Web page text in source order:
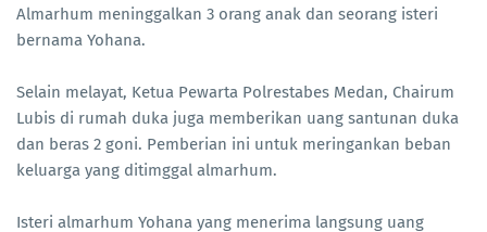
Almarhum meninggalkan 3 orang anak dan seorang isteri
bernama Yohana.
Selain melayat, Ketua Pewarta Polrestabes Medan, Chairum
Lubis di rumah duka juga memberikan uang santunan duka
dan beras 2 goni. Pemberian ini untuk meringankan beban
keluarga yang ditimggal almarhum.
Isteri almarhum Yohana yang menerima langsung uang